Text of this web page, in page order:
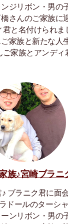
ジリボン・男の
さんのご家族に
と名付けられま
家族と新たな人
家族とアンディ
族♪宮崎ブラニ
ブラニク君に面
ドールのターシ
ンリボン・男の